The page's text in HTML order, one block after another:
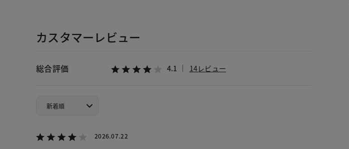
カスタマーレビュー
総合評価 4.1 14レビュー
2026.07.22